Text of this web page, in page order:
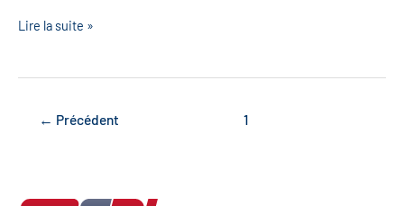
Lire la suite »
← Précédent 1